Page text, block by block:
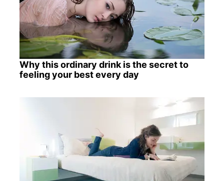
Why this ordinary drink is the secret to
feeling your best every day